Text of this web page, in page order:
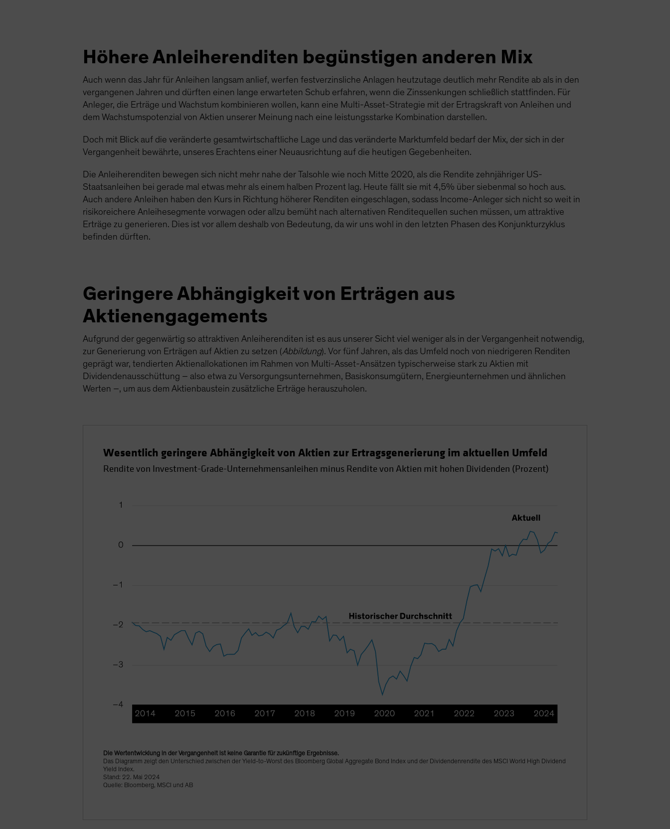
Höhere Anleiherenditen begünstigen anderen Mix
Auch wenn das Jahr für Anleihen langsam anlief, werfen festverzinsliche Anlagen heutzutage deutlich mehr Rendite ab als in den
vergangenen Jahren und dürften einen lange erwarteten Schub erfahren, wenn die Zinssenkungen schließlich stattfinden. Für
Anleger, die Erträge und Wachstum kombinieren wollen, kann eine Multi-Asset-Strategie mit der Ertragskraft von Anleihen und
dem Wachstumspotenzial von Aktien unserer Meinung nach eine leistungsstarke Kombination darstellen.
Doch mit Blick auf die veränderte gesamtwirtschaftliche Lage und das veränderte Marktumfeld bedarf der Mix, der sich in der
Vergangenheit bewährte, unseres Erachtens einer Neuausrichtung auf die heutigen Gegebenheiten.
Die Anleiherenditen bewegen sich nicht mehr nahe der Talsohle wie noch Mitte 2020, als die Rendite zehnjähriger US-
Staatsanleihen bei gerade mal etwas mehr als einem halben Prozent lag. Heute fällt sie mit 4,5% über siebenmal so hoch aus.
Auch andere Anleihen haben den Kurs in Richtung höherer Renditen eingeschlagen, sodass Income-Anleger sich nicht so weit in
risikoreichere Anleihesegmente vorwagen oder allzu bemüht nach alternativen Renditequellen suchen müssen, um attraktive
Erträge zu generieren. Dies ist vor allem deshalb von Bedeutung, da wir uns wohl in den letzten Phasen des Konjunkturzyklus
befinden dürften.
Geringere Abhängigkeit von Erträgen aus
Aktienengagements
Aufgrund der gegenwärtig so attraktiven Anleiherenditen ist es aus unserer Sicht viel weniger als in der Vergangenheit notwendig,
zur Generierung von Erträgen auf Aktien zu setzen (Abbildung). Vor fünf Jahren, als das Umfeld noch von niedrigeren Renditen
geprägt war, tendierten Aktienallokationen im Rahmen von Multi-Asset-Ansätzen typischerweise stark zu Aktien mit
Dividendenausschüttung – also etwa zu Versorgungsunternehmen, Basiskonsumgütern, Energieunternehmen und ähnlichen
Werten –, um aus dem Aktienbaustein zusätzliche Erträge herauszuholen.
Wesentlich geringere Abhängigkeit von Aktien zur Ertragsgenerierung im aktuellen Umfeld
Rendite von Investment-Grade-Unternehmensanleihen minus Rendite von Aktien mit hohen Dividenden (Prozent)
Die Wertentwicklung in der Vergangenheit ist keine Garantie für zukünftige Ergebnisse.
Das Diagramm zeigt den Unterschied zwischen der Yield-to-Worst des Bloomberg Global Aggregate Bond Index und der Dividendenrendite des MSCI World High Dividend
Yield Index.
Stand: 22. Mai 2024
Quelle: Bloomberg, MSCI und AB